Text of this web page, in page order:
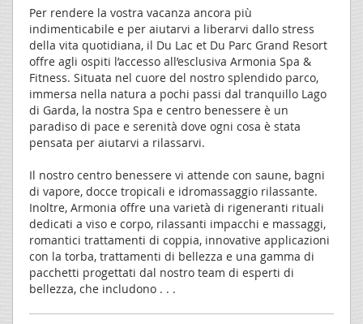
Per rendere la vostra vacanza ancora più
indimenticabile e per aiutarvi a liberarvi dallo stress
della vita quotidiana, il Du Lac et Du Parc Grand Resort
offre agli ospiti l’accesso all’esclusiva Armonia Spa &
Fitness. Situata nel cuore del nostro splendido parco,
immersa nella natura a pochi passi dal tranquillo Lago
di Garda, la nostra Spa e centro benessere è un
paradiso di pace e serenità dove ogni cosa è stata
pensata per aiutarvi a rilassarvi.
Il nostro centro benessere vi attende con saune, bagni
di vapore, docce tropicali e idromassaggio rilassante.
Inoltre, Armonia offre una varietà di rigeneranti rituali
dedicati a viso e corpo, rilassanti impacchi e massaggi,
romantici trattamenti di coppia, innovative applicazioni
con la torba, trattamenti di bellezza e una gamma di
pacchetti progettati dal nostro team di esperti di
bellezza, che includono . . .